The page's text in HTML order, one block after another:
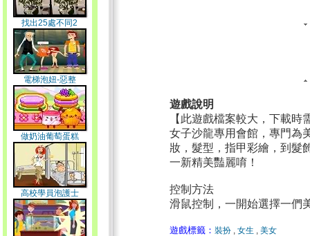
找出25處不同2
電梯泡妞-惡整
做奶油葡萄蛋糕
高校學員泡護士
遊戲說明
【此遊戲檔案較大，下載
女子沙龍專用會館，專門為
妝，髮型，指甲彩繪，到髮
一新精美豔麗唷！
控制方法
滑鼠控制，一開始選擇一們
遊戲標籤：裝扮 ,女生 ,美女